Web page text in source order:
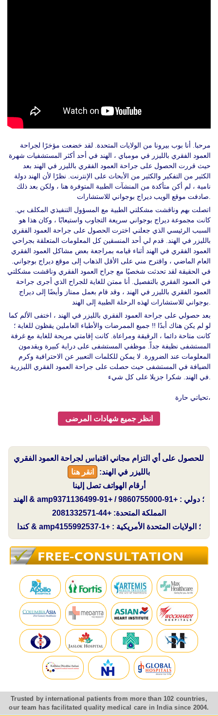
مرحبا. أنا بوب بيرونا من الولايات المتحدة. لقد خضعت مؤخرًا لجراحة
العمود الفقري بالليزر في مومباي ، الهند في أحد أكثر المستشفيات شهرة
حيث قررت الحصول على جراحة العمود الفقري بالليزر في الهند بعد
الكثير من التفكير والكثير من الأبحاث على الإنترنت. نظرًا لأن الهند دولة
نامية ، لم أكن متأكدة من المنشآت الطبية المتوفرة هنا ، ولكن بعد ذلك
اتصلت بهم وناقشت مشكلتي الطبية مع المسؤول التنفيذي المكلف بي.
كانت مجموعة ديراج بوجواني سريعة التجاوب واستيعابًا ، وكان هذا هو
السبب الرئيسي الذي جعلني اخترت الحصول على جراحة العمود الفقري
بالليزر في الهند. قدم لي أحد المنسقين كل المعلومات المتعلقة بجراحي
العمود الفقري في الهند أثناء قيامه بمراجعة بعض مشاكل العمود الفقري
العام الماضي ، واقترح مني على الأقل الذهاب إلى موقع ديراج بوجواني.
في الحقيقة لقد تحدثت شخصيًا مع جراح العمود الفقري وناقشت مشكلتي
في العمود الفقري بالتفصيل. أنا ممتن للغاية للجراح الذي أجرى جراحة
العمود الفقري بالليزر في الهند ، وقد قام بعمل ممتاز وأيضًا إلى ديراج
بعد حصولي على جراحة العمود الفقري بالليزر في الهند ، اختفى الألم كما
لو لم يكن هناك أبدًا !! جميع الممرضات والأطباء العاملين يقظون للغاية ؛
كانت متاحة دائما ، الرقيقة ومراعاة. كانت إقامتي مريحة للغاية مع غرفة
المستشفى نظيفة جداً. موظفي المستشفى على دراية كبيرة ويقدمون
المعلومات عند الضرورة. لا يمكن للكلمات التعبير عن الاحترافية وكرم
الضيافة في المستشفى حيث حصلت على جراحة العمود الفقري الليزرية
تحياتي حارة،
انظر جميع شهادات المرضى
للحصول على أي التزام مجاني اقتباس لجراحة العمود الفقري
بالليزر في الهند:
انقر هنا
أرقام الهواتف تصل إلينا
الهند & amp؛ دولي : +91-9860755000 / +91-9371136499
المملكة المتحدة: +44-2081332571
كندا & amp؛ الولايات المتحدة الأمريكية : +1-4155992537
Trusted by international patients from more than 102 countries,
our team has facilitated quality medical care in India since 2004.